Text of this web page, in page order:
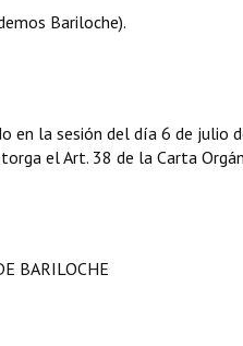
Bariloche).
en la sesión del día 6 de julio
el Art. 38 de la Carta
BARILOCHE